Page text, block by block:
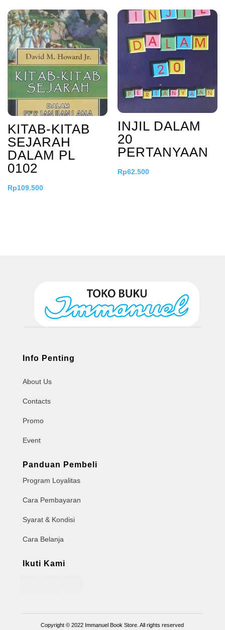
KITAB-KITAB
SEJARAH
DALAM PL
0102
Rp109.500
INJIL DALAM
20
PERTANYAAN
Rp62.500
Info Penting
About Us
Contacts
Promo
Event
Panduan Pembeli
Program Loyalitas
Cara Pembayaran
Syarat & Kondisi
Cara Belanja
Ikuti Kami
Copyright © 2022 Immanuel Book Store. All rights reserved